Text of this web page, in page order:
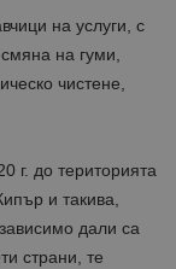
на услуги, с
на гуми,
чистене,
г. до територията
и такива,
дали са
страни, те